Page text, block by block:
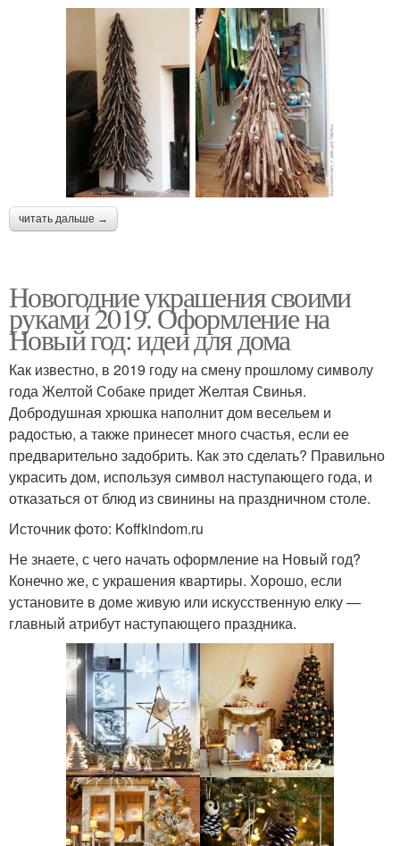
читать дальше →
Новогодние украшения своими
руками 2019. Оформление на
Новый год: идеи для дома
Как известно, в 2019 году на смену прошлому символу
года Желтой Собаке придет Желтая Свинья.
Добродушная хрюшка наполнит дом весельем и
радостью, а также принесет много счастья, если ее
предварительно задобрить. Как это сделать? Правильно
украсить дом, используя символ наступающего года, и
отказаться от блюд из свинины на праздничном столе.
Источник фото: Koffkindom.ru
Не знаете, с чего начать оформление на Новый год?
Конечно же, с украшения квартиры. Хорошо, если
установите в доме живую или искусственную елку —
главный атрибут наступающего праздника.